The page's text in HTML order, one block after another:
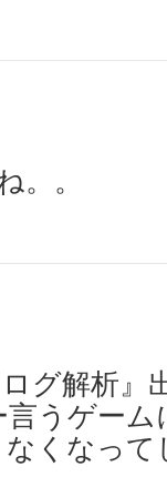
。。
グ解析』
うゲー
くなっ